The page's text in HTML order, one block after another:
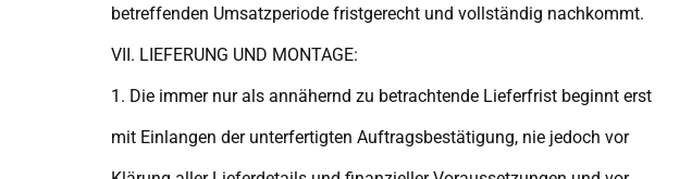
betreffenden Umsatzperiode fristgerecht und vollständig nachkommt.
VII. LIEFERUNG UND MONTAGE:
1. Die immer nur als annähernd zu betrachtende Lieferfrist beginnt erst
mit Einlangen der unterfertigten Auftragsbestätigung, nie jedoch vor